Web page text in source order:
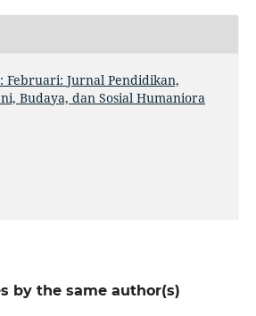
Februari: Jurnal Pendidikan,
Budaya, dan Sosial Humaniora
by the same author(s)